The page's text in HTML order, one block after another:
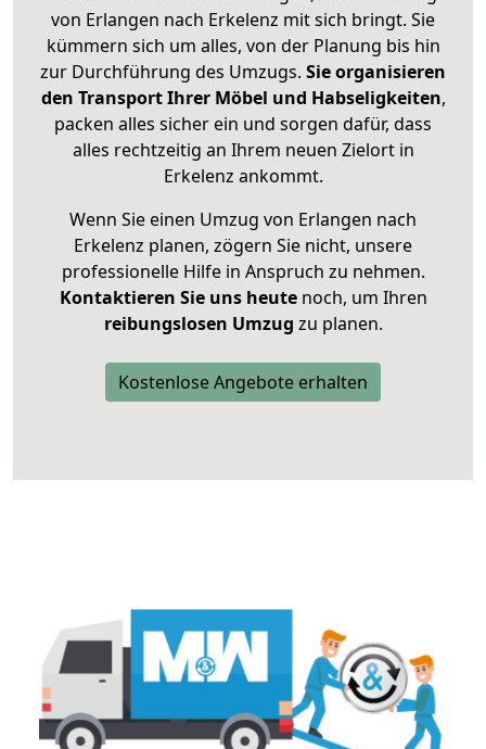
von Erlangen nach Erkelenz mit sich bringt. Sie
kümmern sich um alles, von der Planung bis hin
zur Durchführung des Umzugs. Sie organisieren
den Transport Ihrer Möbel und Habseligkeiten,
packen alles sicher ein und sorgen dafür, dass
alles rechtzeitig an Ihrem neuen Zielort in
Erkelenz ankommt.
Wenn Sie einen Umzug von Erlangen nach
Erkelenz planen, zögern Sie nicht, unsere
professionelle Hilfe in Anspruch zu nehmen.
Kontaktieren Sie uns heutenoch, um Ihren
reibungslosen Umzug zu planen.
Kostenlose Angebote erhalten